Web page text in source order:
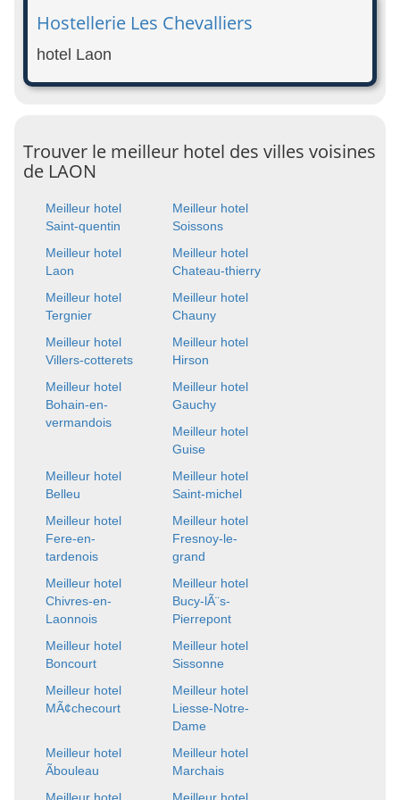
Hostellerie Les Chevalliers
hotel Laon
Trouver le meilleur hotel des villes voisines
de LAON
Meilleur hotel
Saint-quentin
Meilleur hotel
Soissons
Meilleur hotel
Laon
Meilleur hotel
Chateau-thierry
Meilleur hotel
Tergnier
Meilleur hotel
Chauny
Meilleur hotel
Villers-cotterets
Meilleur hotel
Hirson
Meilleur hotel
Bohain-en-
vermandois
Meilleur hotel
Gauchy
Meilleur hotel
Guise
Meilleur hotel
Belleu
Meilleur hotel
Saint-michel
Meilleur hotel
Fere-en-
tardenois
Meilleur hotel
Fresnoy-le-
grand
Meilleur hotel
Chivres-en-
Laonnois
Meilleur hotel
Bucy-lÃ¨s-
Pierrepont
Meilleur hotel
Boncourt
Meilleur hotel
Sissonne
Meilleur hotel
MÃ¢checourt
Meilleur hotel
Liesse-Notre-
Dame
Meilleur hotel
Ãbouleau
Meilleur hotel
Marchais
Meilleur hotel
Meilleur hotel